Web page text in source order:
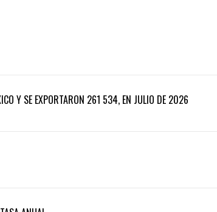
Y SE EXPORTARON 261 534, EN JULIO DE 2026